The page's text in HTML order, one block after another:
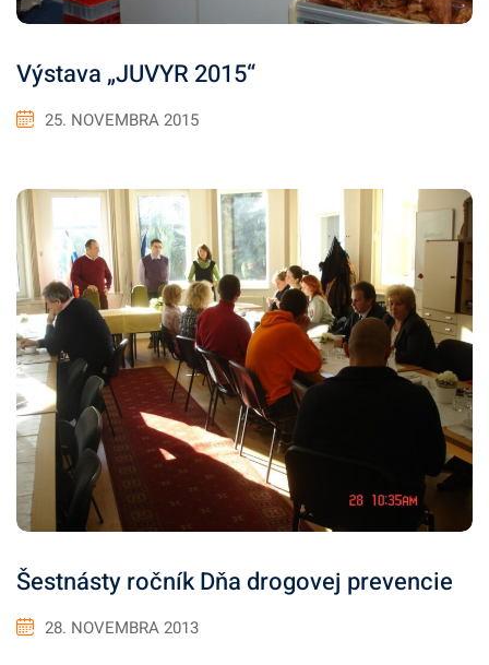
Výstava „JUVYR 2015“
25. NOVEMBRA 2015
Šestnásty ročník Dňa drogovej prevencie
28. NOVEMBRA 2013